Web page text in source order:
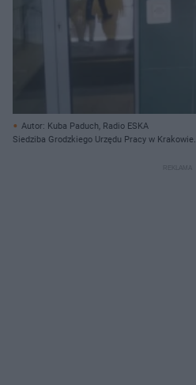
Autor: Kuba Paduch, Radio ESKA
Siedziba Grodzkiego Urzędu Pracy w Krakowie.